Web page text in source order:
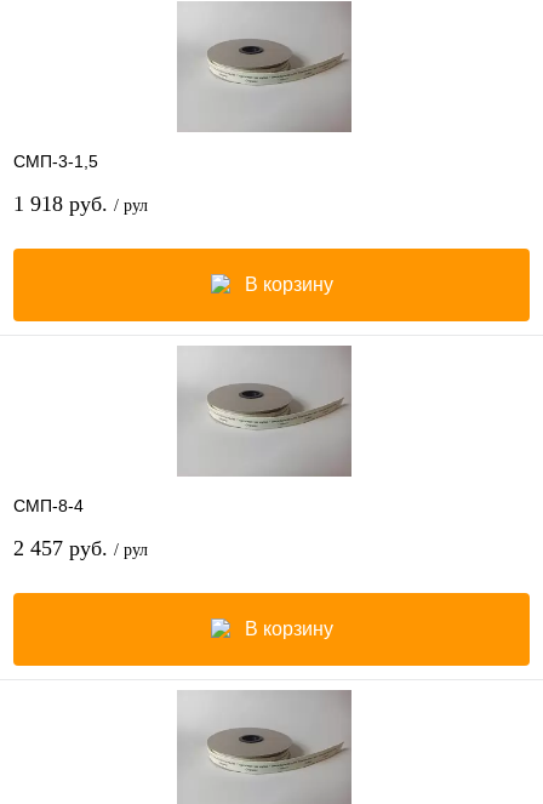
СМП-3-1,5
1 918 руб. / рул
В корзину
СМП-8-4
2 457 руб. / рул
В корзину